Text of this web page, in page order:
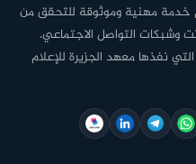
مهنية وموثوقة للتحقق من
وشبكات التواصل الاجتماعي.
نفذها معهد الجزيرة للإعلام